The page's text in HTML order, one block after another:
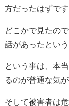
方だったはずです
どこかで見たの
話があったとい
という事は、本
るのが普通な気が
そして被害者は